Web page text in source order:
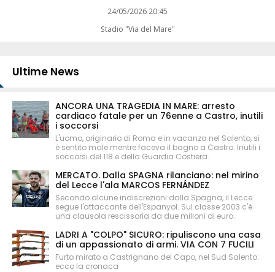
24/05/2026 20:45
Stadio "Via del Mare"
Ultime News
ANCORA UNA TRAGEDIA IN MARE: arresto
cardiaco fatale per un 76enne a Castro, inutili
i soccorsi
L'uomo, originario di Roma e in vacanza nel Salento, si
è sentito male mentre faceva il bagno a Castro. Inutili i
soccorsi del 118 e della Guardia Costiera.
MERCATO. Dalla SPAGNA rilanciano: nel mirino
del Lecce l'ala MARCOS FERNÁNDEZ
Secondo alcune indiscrezioni dalla Spagna, il Lecce
segue l'attaccante dell'Espanyol. Sul classe 2003 c'è
una clausola rescissoria da due milioni di euro.
LADRI A "COLPO" SICURO: ripuliscono una casa
di un appassionato di armi. VIA CON 7 FUCILI
Furto mirato a Castrignano del Capo, nel Sud Salento:
ecco la cronaca